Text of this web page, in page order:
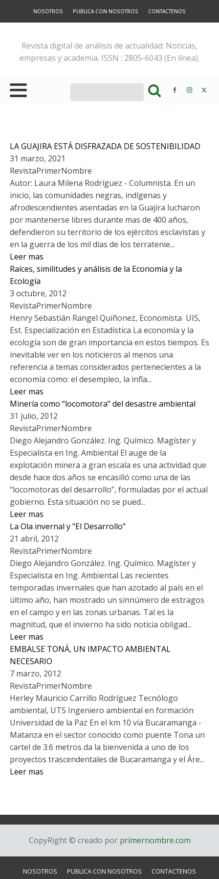
NOSOTROS PUBLICA CON NOSOTROS CONTACTENOS
Revista digital de análisis de actualidad: Noticias,
empresas y academia. ISSN : 2805-6043 (En línea).
LA GUAJIRA ESTÁ DISFRAZADA DE SOSTENIBILIDAD
31 marzo, 2021
RevistaPrimerNombre
Autor: Laura Milena Rodríguez - Columnista. En un
inicio, las comunidades negras, indígenas y
afrodescendientes asentadas en la Guajira lucharon
por mantenerse libres durante mas de 400 años,
defendieron su territorio de los ejércitos esclavistas y
en la guerra de los mil días de los terratenie...
Leer mas
Raíces, similitudes y análisis de la Economía y la
Ecología
3 octubre, 2012
RevistaPrimerNombre
Henry Sebastián Rangel Quiñonez, Economista UIS,
Est. Especialización en Estadística La economía y la
ecología son de gran importancia en estos tiempos. Es
inevitable ver en los noticieros al menos una
referencia a temas considerados pertenecientes a la
economía como: el desempleo, la infla...
Leer mas
Minería como “locomotora” del desastre ambiental
31 julio, 2012
RevistaPrimerNombre
Diego Alejandro González. Ing. Químico. Magíster y
Especialista en Ing. Ambiental El auge de la
explotación minera a gran escala es una actividad que
desde hace dos años se encasilló como una de las
“locomotoras del desarrollo”, formuladas por el actual
gobierno. Esta situación no se pued...
Leer mas
La Ola invernal y "El Desarrollo”
21 abril, 2012
RevistaPrimerNombre
Diego Alejandro González. Ing. Químico. Magíster y
Especialista en Ing. Ambiental Las recientes
temporadas invernales que han azotado al país en el
último año, han mostrado un sinnúmero de estragos
en el campo y en las zonas urbanas. Tal es la
magnitud, que el invierno ha sido noticia obligad...
Leer mas
EMBALSE TONÁ, UN IMPACTO AMBIENTAL
NECESARIO
7 marzo, 2012
RevistaPrimerNombre
Herley Mauricio Carrillo Rodríguez Tecnólogo
ambiental, UTS Ingeniero ambiental en formación
Universidad de la Paz En el km 10 vía Bucaramanga -
Matanza en el sector conocido como puente Tona un
cartel de 3.6 metros da la bienvenida a uno de los
proyectos trascendentales de Bucaramanga y el Áre...
Leer mas
CopyRight © creado porprimernombre.com
NOSOTROS PUBLICA CON NOSOTROS CONTACTENOS